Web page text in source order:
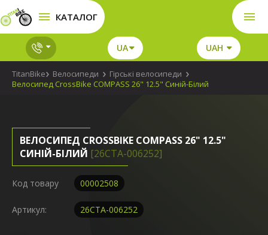
КАТАЛОГ
UA UAH
TitanBike Велосипеди
Гірські велосипеди
Велосипед CrossBike COMPASS 26" 12.5" Синій-Білий
ВЕЛОСИПЕД CROSSBIKE COMPASS 26" 12.5"
СИНІЙ-БІЛИЙ [26СTA-006252]
Код товару 00002508
Артикул: 26СTA-006252